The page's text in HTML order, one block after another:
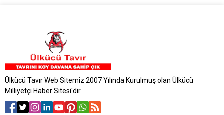
Ülkücü Tavır Web Sitemiz 2007 Yılında Kurulmuş olan Ülkücü
Milliyetçi Haber Sitesi'dir